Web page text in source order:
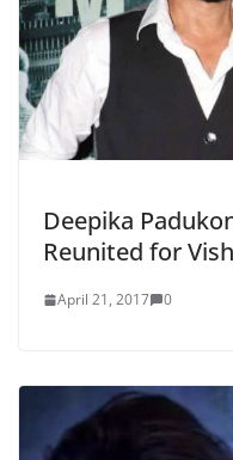
Deepika
Reunited for
April 21, 2017 0